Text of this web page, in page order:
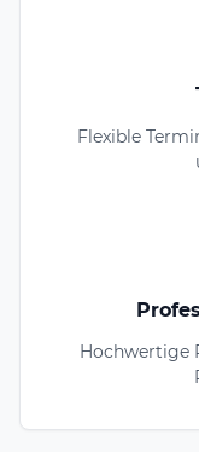
Flexible
Hochwertige